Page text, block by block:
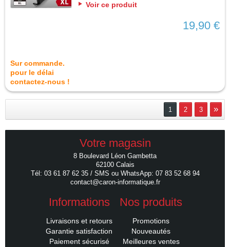
Voir ce produit
19,90 €
Sur commande.
pour le délai
contactez-nous !
1 2 3 »
Votre magasin
8 Boulevard Léon Gambetta
62100 Calais
Tél: 03 61 87 62 35 / SMS ou WhatsApp: 07 83 52 68 94
contact@caron-informatique.fr
Informations
Livraisons et retours
Garantie satisfaction
Paiement sécurisé
Nos produits
Promotions
Nouveautés
Meilleures ventes